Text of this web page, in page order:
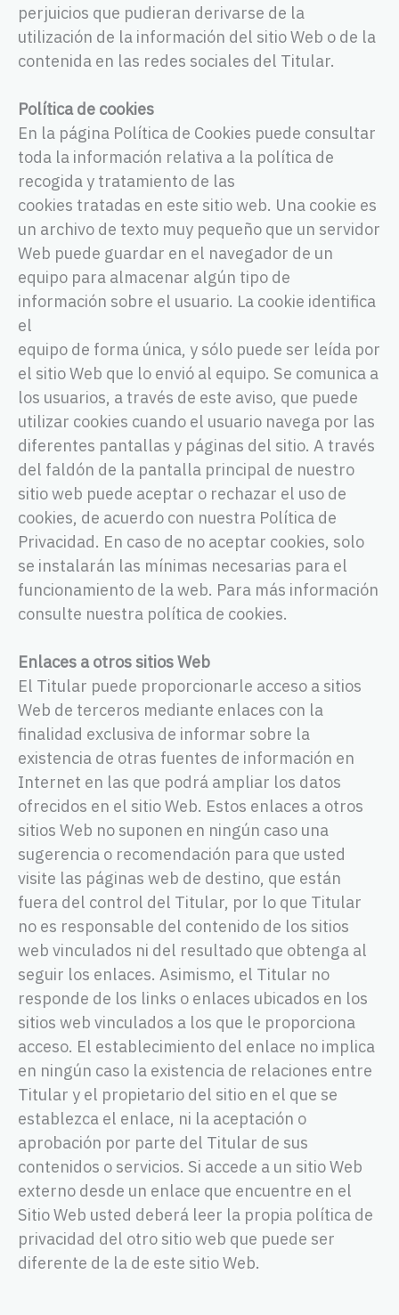
perjuicios que pudieran derivarse de la
utilización de la información del sitio Web o de la
contenida en las redes sociales del Titular.
Política de cookies
En la página Política de Cookies puede consultar
toda la información relativa a la política de
recogida y tratamiento de las
cookies tratadas en este sitio web. Una cookie es
un archivo de texto muy pequeño que un servidor
Web puede guardar en el navegador de un
equipo para almacenar algún tipo de
información sobre el usuario. La cookie identifica
el
equipo de forma única, y sólo puede ser leída por
el sitio Web que lo envió al equipo. Se comunica a
los usuarios, a través de este aviso, que puede
utilizar cookies cuando el usuario navega por las
diferentes pantallas y páginas del sitio. A través
del faldón de la pantalla principal de nuestro
sitio web puede aceptar o rechazar el uso de
cookies, de acuerdo con nuestra Política de
Privacidad. En caso de no aceptar cookies, solo
se instalarán las mínimas necesarias para el
funcionamiento de la web. Para más información
consulte nuestra política de cookies.
Enlaces a otros sitios Web
El Titular puede proporcionarle acceso a sitios
Web de terceros mediante enlaces con la
finalidad exclusiva de informar sobre la
existencia de otras fuentes de información en
Internet en las que podrá ampliar los datos
ofrecidos en el sitio Web. Estos enlaces a otros
sitios Web no suponen en ningún caso una
sugerencia o recomendación para que usted
visite las páginas web de destino, que están
fuera del control del Titular, por lo que Titular
no es responsable del contenido de los sitios
web vinculados ni del resultado que obtenga al
seguir los enlaces. Asimismo, el Titular no
responde de los links o enlaces ubicados en los
sitios web vinculados a los que le proporciona
acceso. El establecimiento del enlace no implica
en ningún caso la existencia de relaciones entre
Titular y el propietario del sitio en el que se
establezca el enlace, ni la aceptación o
aprobación por parte del Titular de sus
contenidos o servicios. Si accede a un sitio Web
externo desde un enlace que encuentre en el
Sitio Web usted deberá leer la propia política de
privacidad del otro sitio web que puede ser
diferente de la de este sitio Web.